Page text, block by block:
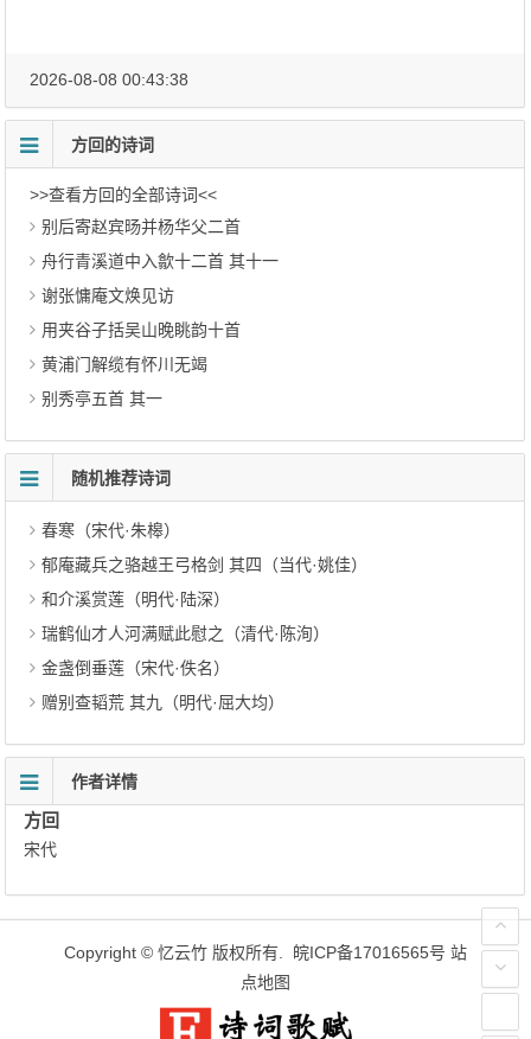
2026-08-08 00:43:38
方回的诗词
>>查看方回的全部诗词<<
别后寄赵宾旸并杨华父二首
舟行青溪道中入歙十二首 其十一
谢张慵庵文焕见访
用夹谷子括吴山晚眺韵十首
黄浦门解缆有怀川无竭
别秀亭五首 其一
随机推荐诗词
春寒（宋代·朱槔）
郁庵藏兵之骆越王弓格剑 其四（当代·姚佳）
和介溪赏莲（明代·陆深）
瑞鹤仙才人河满赋此慰之（清代·陈洵）
金盏倒垂莲（宋代·佚名）
赠别查韬荒 其九（明代·屈大均）
作者详情
方回
宋代
Copyright © 忆云竹 版权所有. 皖ICP备17016565号 站
点地图